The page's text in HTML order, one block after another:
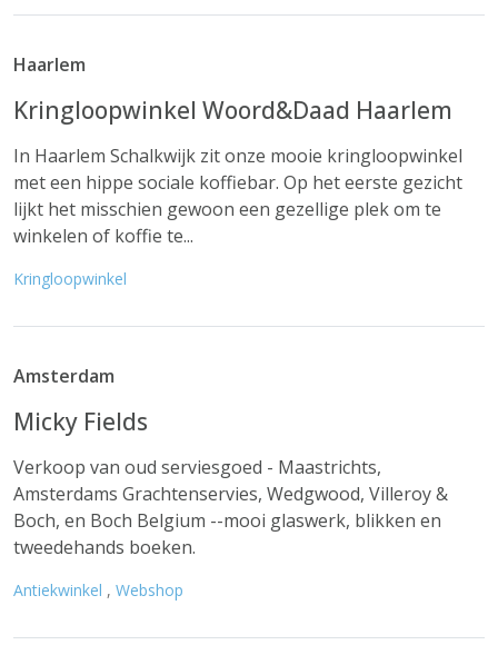
Haarlem
Kringloopwinkel Woord&Daad Haarlem
In Haarlem Schalkwijk zit onze mooie kringloopwinkel
met een hippe sociale koffiebar. Op het eerste gezicht
lijkt het misschien gewoon een gezellige plek om te
winkelen of koffie te...
Kringloopwinkel
Amsterdam
Micky Fields
Verkoop van oud serviesgoed - Maastrichts,
Amsterdams Grachtenservies, Wedgwood, Villeroy &
Boch, en Boch Belgium --mooi glaswerk, blikken en
tweedehands boeken.
Antiekwinkel , Webshop